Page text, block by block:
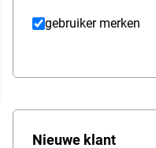
gebruiker merken
Nieuwe klant